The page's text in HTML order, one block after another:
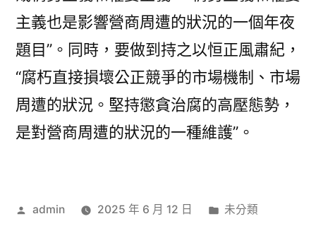
主義也是影響營商周遭的狀況的一個年夜
題目”。同時，要做到持之以恒正風肅紀，
“腐朽直接損壞公正競爭的市場機制、市場
周遭的狀況。堅持懲貪治腐的高壓態勢，
是對營商周遭的狀況的一種維護”。
作
admin 2025 年 6 月 12 日
分
未分類